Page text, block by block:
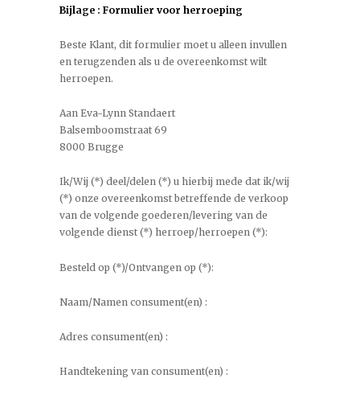
Bijlage : Formulier voor herroeping
Beste Klant, dit formulier moet u alleen invullen
en terugzenden als u de overeenkomst wilt
herroepen.
Aan Eva-Lynn Standaert
Balsemboomstraat 69
8000 Brugge
Ik/Wij (*) deel/delen (*) u hierbij mede dat ik/wij
(*) onze overeenkomst betreffende de verkoop
van de volgende goederen/levering van de
volgende dienst (*) herroep/herroepen (*):
Besteld op (*)/Ontvangen op (*):
Naam/Namen consument(en) :
Adres consument(en) :
Handtekening van consument(en) :